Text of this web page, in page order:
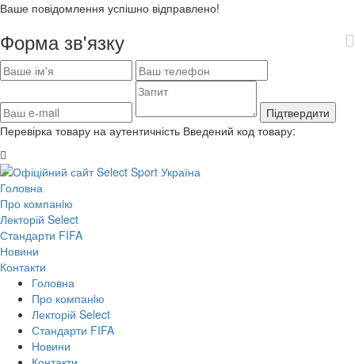
Ваше повідомлення успішно відправлено!
Форма зв'язку
Підтвердити
Перевірка товару на аутентичність Введений код товару:
Головна
Про компанiю
Лекторій Select
Стандарти FIFA
Новини
Контакти
Головна
Про компанiю
Лекторій Select
Стандарти FIFA
Новини